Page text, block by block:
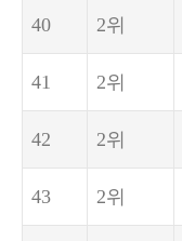
40 2위
41 2위
42 2위
43 2위